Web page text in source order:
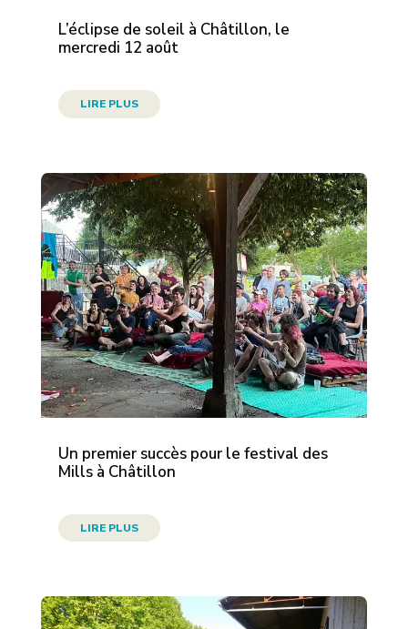
L’éclipse de soleil à Châtillon, le
mercredi 12 août
LIRE PLUS
Un premier succès pour le festival des
Mills à Châtillon
LIRE PLUS